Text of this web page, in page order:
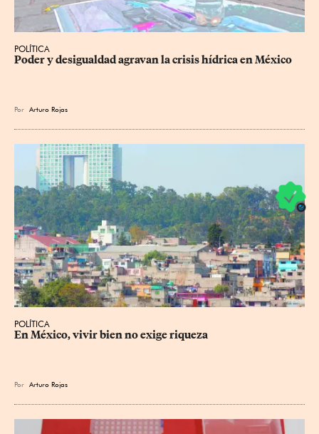
POLÍTICA
Poder y desigualdad agravan la crisis hídrica en México
Por Arturo Rojas
POLÍTICA
En México, vivir bien no exige riqueza
Por Arturo Rojas